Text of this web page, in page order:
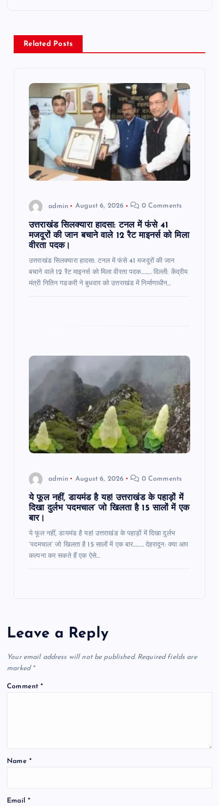
v
Related Posts
admin August 6, 2026 0 Comments
उत्तराखंड सिलक्यारा हादसा: टनल में फंसे 41
मजदूरों की जान बचाने वाले 12 रैट माइनर्स को मिला
वीरता पदक।
उत्तराखंड सिलक्यारा हादसा: टनल में फंसे 41 मजदूरों की जान
बचाने वाले 12 रैट माइनर्स को मिला वीरता पदक……… दिल्ली: केंद्रीय
मंत्री नितिन गडकरी ने बुधवार को उत्तराखंड में निर्माणाधीन…
admin August 6, 2026 0 Comments
ये फूल नहीं, डायमंड है यह! उत्तराखंड के पहाड़ों में
दिखा दुर्लभ ‘पदमचाल’ जो खिलता है 15 सालों में एक
बार।
ये फूल नहीं, डायमंड है यह! उत्तराखंड के पहाड़ों में दिखा दुर्लभ
‘पदमचाल’ जो खिलता है 15 सालों में एक बार……… देहरादून: क्या आप
कल्पना कर सकते हैं एक ऐसे…
Leave a Reply
Your email address will not be published. Required fields are
marked *
Comment*
Name *
Email *